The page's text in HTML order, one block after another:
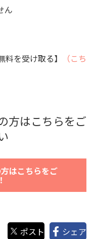
ん
料を受け取る】
（こち
方はこちらをご
はこちらをご
ポスト シェア